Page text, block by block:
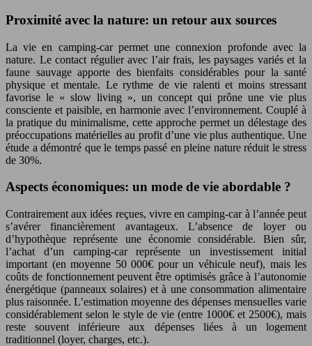
Proximité avec la nature: un retour aux sources
La vie en camping-car permet une connexion profonde avec la
nature. Le contact régulier avec l’air frais, les paysages variés et la
faune sauvage apporte des bienfaits considérables pour la santé
physique et mentale. Le rythme de vie ralenti et moins stressant
favorise le « slow living », un concept qui prône une vie plus
consciente et paisible, en harmonie avec l’environnement. Couplé à
la pratique du minimalisme, cette approche permet un délestage des
préoccupations matérielles au profit d’une vie plus authentique. Une
étude a démontré que le temps passé en pleine nature réduit le stress
de 30%.
Aspects économiques: un mode de vie abordable ?
Contrairement aux idées reçues, vivre en camping-car à l’année peut
s’avérer financièrement avantageux. L’absence de loyer ou
d’hypothèque représente une économie considérable. Bien sûr,
l’achat d’un camping-car représente un investissement initial
important (en moyenne 50 000€ pour un véhicule neuf), mais les
coûts de fonctionnement peuvent être optimisés grâce à l’autonomie
énergétique (panneaux solaires) et à une consommation alimentaire
plus raisonnée. L’estimation moyenne des dépenses mensuelles varie
considérablement selon le style de vie (entre 1000€ et 2500€), mais
reste souvent inférieure aux dépenses liées à un logement
traditionnel (loyer, charges, etc.).